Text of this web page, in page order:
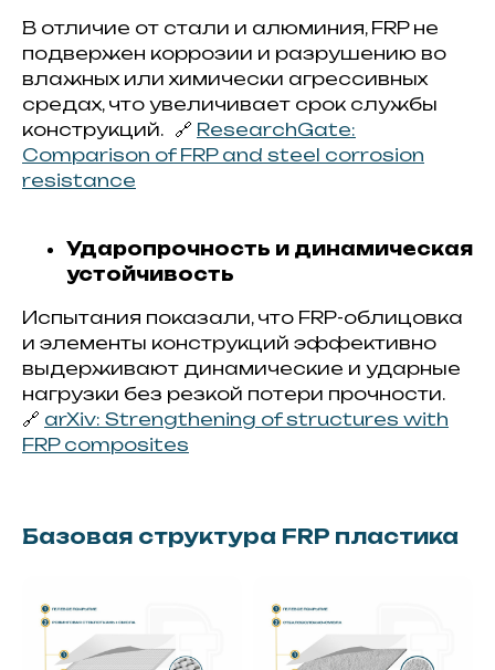
В отличие от стали и алюминия, FRP не
подвержен коррозии и разрушению во
влажных или химически агрессивных
средах, что увеличивает срок службы
конструкций. 🔗 ResearchGate:
Comparison of FRP and steel corrosion
resistance
Ударопрочность и динамическая
устойчивость
Испытания показали, что FRP-облицовка
и элементы конструкций эффективно
выдерживают динамические и ударные
нагрузки без резкой потери прочности.
🔗 arXiv: Strengthening of structures with
FRP composites
Базовая структура FRP пластика